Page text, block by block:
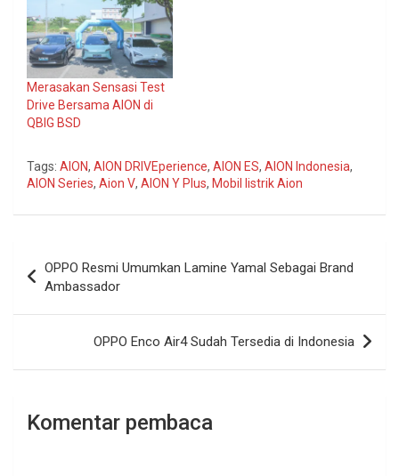
Merasakan Sensasi Test
Drive Bersama AION di
QBIG BSD
Tags: AION, AION DRIVEperience, AION ES, AION Indonesia,
AION Series, Aion V, AION Y Plus, Mobil listrik Aion
pos
OPPO Resmi Umumkan Lamine Yamal Sebagai Brand
Ambassador
OPPO Enco Air4 Sudah Tersedia di Indonesia
Komentar pembaca